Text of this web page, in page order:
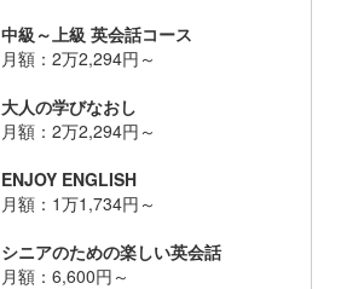
中級～上級 英会話コース
月額：2万2,294円～
大人の学びなおし
月額：2万2,294円～
ENJOY ENGLISH
月額：1万1,734円～
シニアのための楽しい英会話
月額：6,600円～